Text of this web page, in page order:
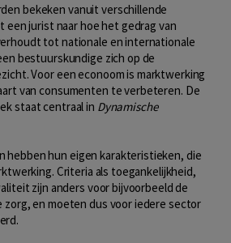
bekeken vanuit verschillende
een jurist naar hoe het gedrag van
tot nationale en internationale
bestuurskundige zich op de
Voor een econoom is marktwerking
van consumenten te verbeteren. De
staat centraal in Dynamische
hebben hun eigen karakteristieken, die
Criteria als toegankelijkheid,
zijn anders voor bijvoorbeeld de
zorg, en moeten dus voor iedere sector